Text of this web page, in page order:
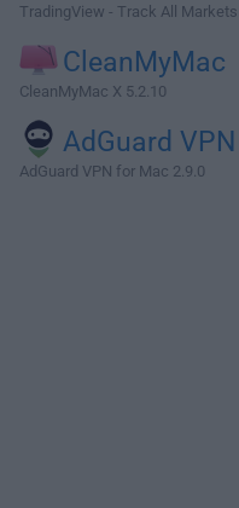
TradingView - Track All Markets
CleanMyMac
CleanMyMac X 5.2.10
AdGuard VPN
AdGuard VPN for Mac 2.9.0